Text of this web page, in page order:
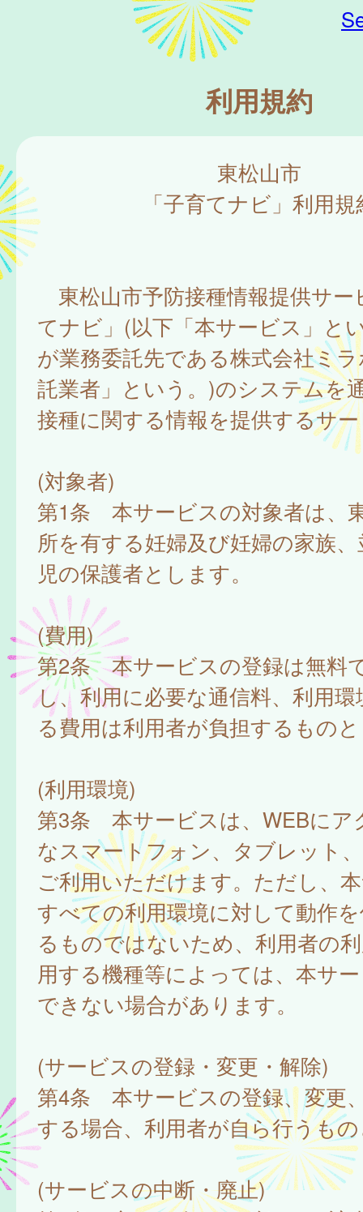
利用規約
東松山市
「子育てナビ」利用規
東松山市予防接種情報提供サー
てナビ」(以下「本サービス」と
が業務委託先である株式会社ミ
託業者」という。)のシステムを
接種に関する情報を提供するサ
(対象者)
第1条 本サービスの対象者は、
所を有する妊婦及び妊婦の家族
児の保護者とします。
(費用)
第2条 本サービスの登録は無料
し、利用に必要な通信料、利用
る費用は利用者が負担するもの
(利用環境)
第3条 本サービスは、WEBにア
なスマートフォン、タブレット
ご利用いただけます。ただし、
すべての利用環境に対して動作
るものではないため、利用者の
用する機種等によっては、本サ
できない場合があります。
(サービスの登録・変更・解除)
第4条 本サービスの登録、変更
する場合、利用者が自ら行うも
(サービスの中断・廃止)